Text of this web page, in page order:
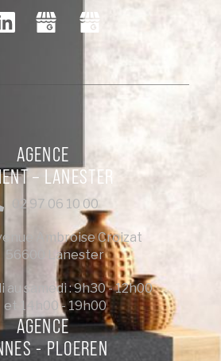
AGENCE
- PLOEREN
AGENCE
– LANESTER
02 97 06 10 00
Ambroise Croizat
56600 Lanester
au samedi : 9h30 - 12h00
et 14h00 - 19h00